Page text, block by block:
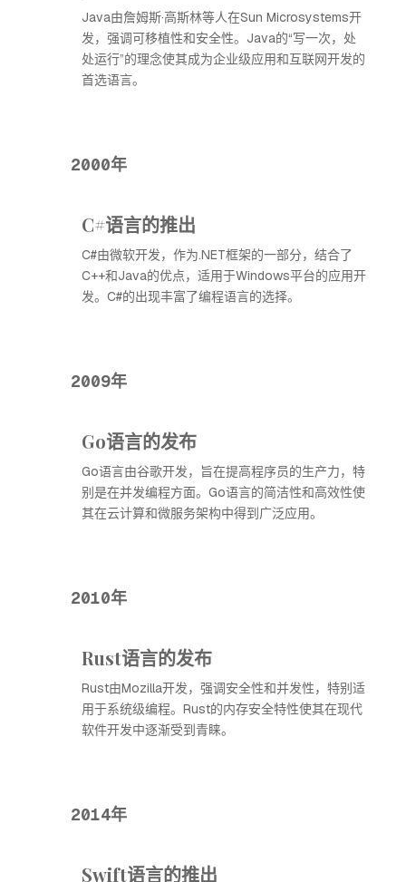
Java由詹姆斯·高斯林等人在Sun Microsystems开
发，强调可移植性和安全性。Java的“写一次，处
处运行”的理念使其成为企业级应用和互联网开发的
首选语言。
2000年
C#语言的推出
C#由微软开发，作为.NET框架的一部分，结合了
C++和Java的优点，适用于Windows平台的应用开
发。C#的出现丰富了编程语言的选择。
2009年
Go语言的发布
Go语言由谷歌开发，旨在提高程序员的生产力，特
别是在并发编程方面。Go语言的简洁性和高效性使
其在云计算和微服务架构中得到广泛应用。
2010年
Rust语言的发布
Rust由Mozilla开发，强调安全性和并发性，特别适
用于系统级编程。Rust的内存安全特性使其在现代
软件开发中逐渐受到青睐。
2014年
Swift语言的推出